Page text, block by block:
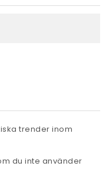
trender inom
du inte använder